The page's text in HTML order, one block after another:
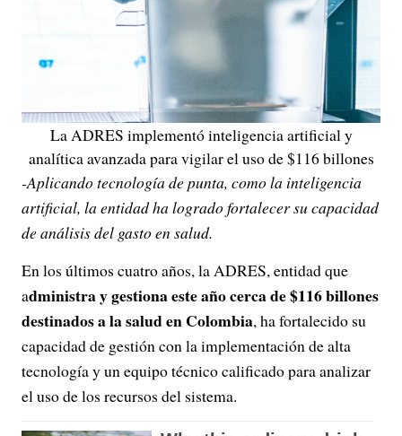
La ADRES implementó inteligencia artificial y
analítica avanzada para vigilar el uso de $116 billones
-Aplicando tecnología de punta, como la inteligencia
artificial, la entidad ha logrado fortalecer su capacidad
de análisis del gasto en salud.
En los últimos cuatro años, la ADRES, entidad que
administra y gestiona este año cerca de $116 billones
destinados a la salud en Colombia, ha fortalecido su
capacidad de gestión con la implementación de alta
tecnología y un equipo técnico calificado para analizar
el uso de los recursos del sistema.